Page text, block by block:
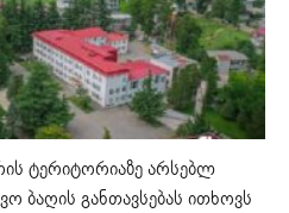
ტერიტორიაზე არსებლ
ბაღის განთავსებას ითხოვს